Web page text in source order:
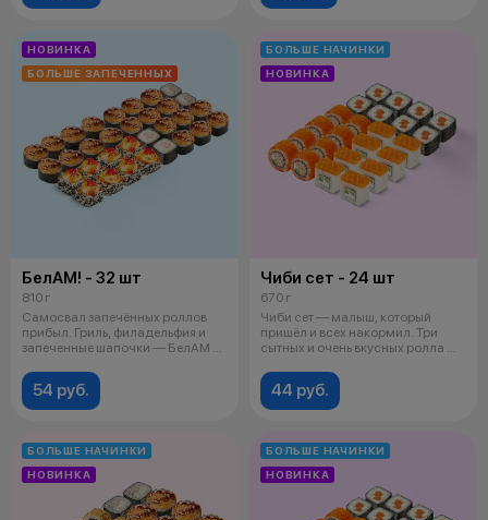
НОВИНКА
БОЛЬШЕ ЗАПЕЧЕННЫХ
БелАМ! - 32 шт
810 г
Самосвал запечённых роллов
прибыл. Гриль, филадельфия и
запеченные шапочки — БелАМ и
54 руб.
БОЛЬШЕ НАЧИНКИ
НОВИНКА
Чиби сет - 24 шт
670 г
Чиби сет — малыш, который
пришёл и всех накормил. Три
сытных и очень вкусных ролла —
44 руб.
БОЛЬШЕ НАЧИНКИ
НОВИНКА
БОЛЬШЕ НАЧИНКИ
НОВИНКА